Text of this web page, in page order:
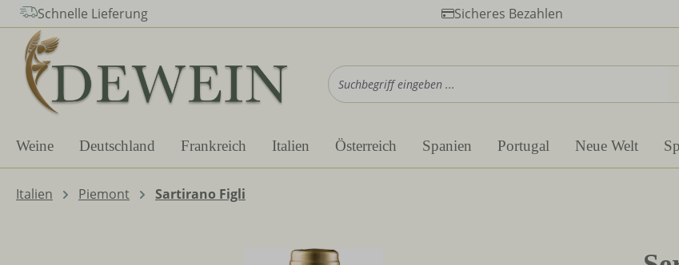
Hauptinhalt springen
Zur Suche springen
Zur Hauptnavigation springen
Schnelle Lieferung Sicheres Bezahlen
Weine Deutschland Frankreich Italien Österreich Spanien Portugal Neue Welt
Italien Piemont Sartirano Figli